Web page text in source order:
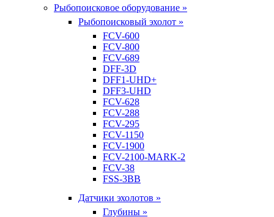
Рыбопоисковое оборудование »
Рыбопоисковый эхолот »
FCV-600
FCV-800
FCV-689
DFF-3D
DFF1-UHD+
DFF3-UHD
FCV-628
FCV-288
FCV-295
FCV-1150
FCV-1900
FCV-2100-MARK-2
FCV-38
FSS-3BB
Датчики эхолотов »
Глубины »